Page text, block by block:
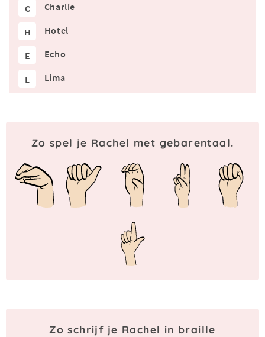
C Charlie
H Hotel
E Echo
L Lima
Zo spel je Rachel met gebarentaal.
Zo schrijf je Rachel in braille